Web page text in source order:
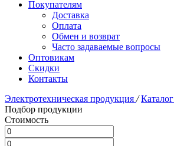
Покупателям
Доставка
Оплата
Обмен и возврат
Часто задаваемые вопросы
Оптовикам
Скидки
Контакты
Электротехническая продукция / Каталог
Подбор продукции
Стоимость